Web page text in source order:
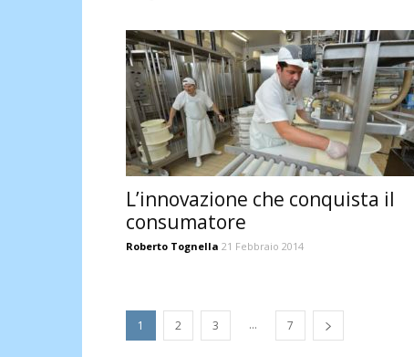
L’innovazione che conquista il
consumatore
Roberto Tognella 21 Febbraio 2014
1 2 3 ... 7